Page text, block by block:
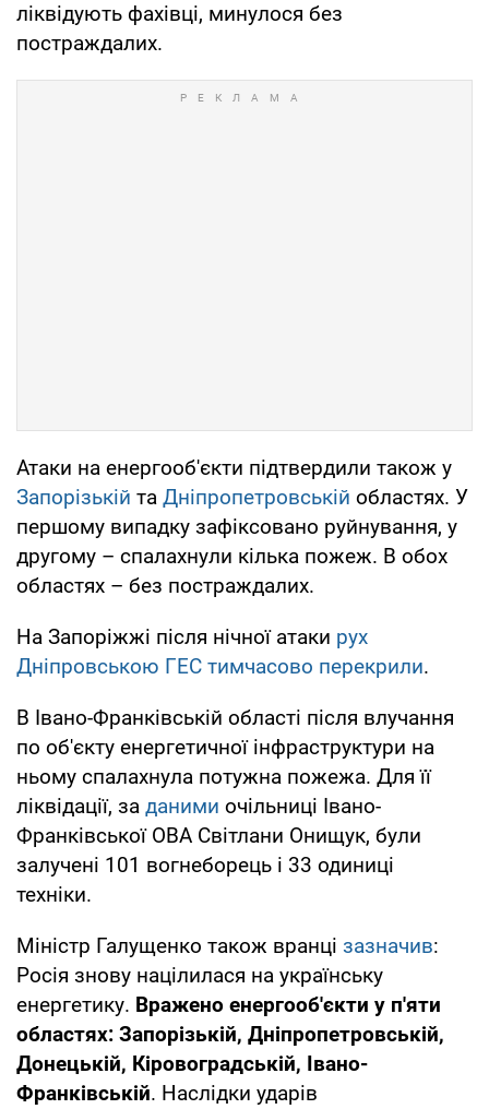
ліквідують фахівці, минулося без
постраждалих.
Атаки на енергооб'єкти підтвердили також у
Запорізькій та Дніпропетровській областях. У
першому випадку зафіксовано руйнування, у
другому – спалахнули кілька пожеж. В обох
областях – без постраждалих.
На Запоріжжі після нічної атаки рух
Дніпровською ГЕС тимчасово перекрили.
В Івано-Франківській області після влучання
по об'єкту енергетичної інфраструктури на
ньому спалахнула потужна пожежа. Для її
ліквідації, за даними очільниці Івано-
Франківської ОВА Світлани Онищук, були
залучені 101 вогнеборець і 33 одиниці
техніки.
Міністр Галущенко також вранці зазначив:
Росія знову націлилася на українську
енергетику. Вражено енергооб'єкти у п'яти
областях: Запорізькій, Дніпропетровській,
Донецькій, Кіровоградській, Івано-
Франківській. Наслідки ударів